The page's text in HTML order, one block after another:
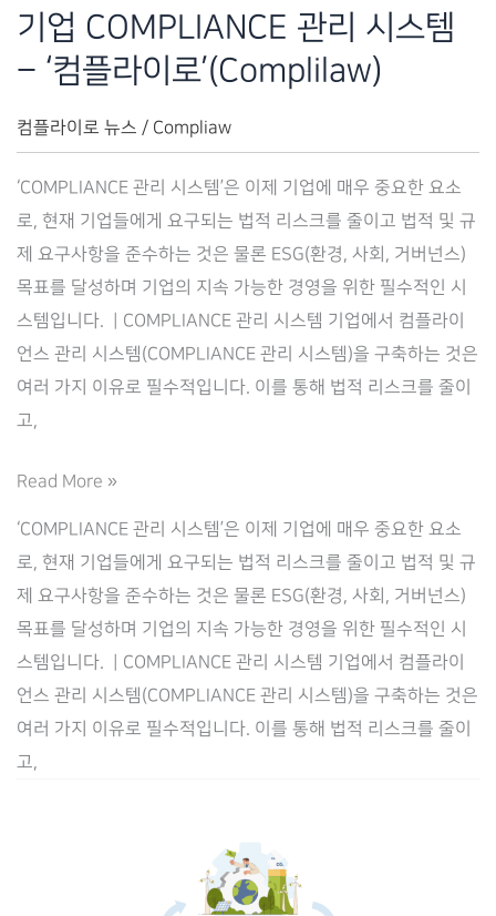
기업 COMPLIANCE 관리 시스템
– ‘컴플라이로’(Complilaw)
컴플라이로 뉴스 / Compliaw
‘COMPLIANCE 관리 시스템’은 이제 기업에 매우 중요한 요소
로, 현재 기업들에게 요구되는 법적 리스크를 줄이고 법적 및 규
제 요구사항을 준수하는 것은 물론 ESG(환경, 사회, 거버넌스)
목표를 달성하며 기업의 지속 가능한 경영을 위한 필수적인 시
스템입니다. ​ | COMPLIANCE 관리 시스템 기업에서 컴플라이
언스 관리 시스템(COMPLIANCE 관리 시스템)을 구축하는 것은
여러 가지 이유로 필수적입니다. 이를 통해 법적 리스크를 줄이
고,
기
Read More »
‘COMPLIANCE 관리 시스템’은 이제 기업에 매우 중요한 요소
로, 현재 기업들에게 요구되는 법적 리스크를 줄이고 법적 및 규
제 요구사항을 준수하는 것은 물론 ESG(환경, 사회, 거버넌스)
목표를 달성하며 기업의 지속 가능한 경영을 위한 필수적인 시
스템입니다. ​ | COMPLIANCE 관리 시스템 기업에서 컴플라이
언스 관리 시스템(COMPLIANCE 관리 시스템)을 구축하는 것은
여러 가지 이유로 필수적입니다. 이를 통해 법적 리스크를 줄이
고,